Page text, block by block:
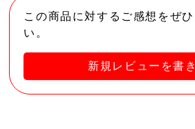
この商品に対するご感想をぜ
い。
新規レビューを書